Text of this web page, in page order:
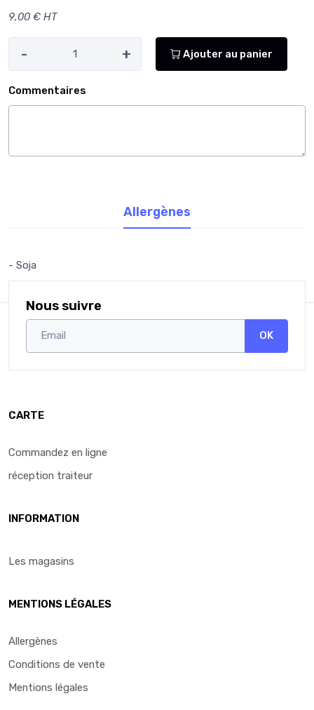
9,00 € HT
- + Ajouter au panier
Commentaires
Allergènes
- Soja
Nous suivre
OK
CARTE
Commandez en ligne
réception traiteur
INFORMATION
Les magasins
MENTIONS LÉGALES
Allergènes
Conditions de vente
Mentions légales